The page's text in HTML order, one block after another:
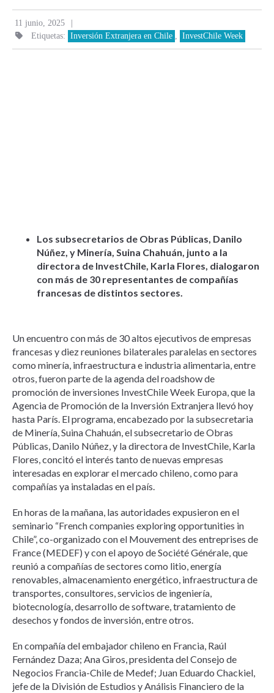
11 junio, 2025 |
Etiquetas: Inversión Extranjera en Chile InvestChile Week
Los subsecretarios de Obras Públicas, Danilo
Núñez, y Minería, Suina Chahuán, junto a la
directora de InvestChile, Karla Flores, dialogaron
con más de 30 representantes de compañías
francesas de distintos sectores.
Un encuentro con más de 30 altos ejecutivos de empresas
francesas y diez reuniones bilaterales paralelas en sectores
como minería, infraestructura e industria alimentaria, entre
otros, fueron parte de la agenda del roadshow de
promoción de inversiones InvestChile Week Europa, que la
Agencia de Promoción de la Inversión Extranjera llevó hoy
hasta París. El programa, encabezado por la subsecretaria
de Minería, Suina Chahuán, el subsecretario de Obras
Públicas, Danilo Núñez, y la directora de InvestChile, Karla
Flores, concitó el interés tanto de nuevas empresas
interesadas en explorar el mercado chileno, como para
compañías ya instaladas en el país.
En horas de la mañana, las autoridades expusieron en el
seminario “French companies exploring opportunities in
Chile”, co-organizado con el Mouvement des entreprises de
France (MEDEF) y con el apoyo de Société Générale, que
reunió a compañías de sectores como litio, energía
renovables, almacenamiento energético, infraestructura de
transportes, consultores, servicios de ingeniería,
biotecnología, desarrollo de software, tratamiento de
desechos y fondos de inversión, entre otros.
En compañía del embajador chileno en Francia, Raúl
Fernández Daza; Ana Giros, presidenta del Consejo de
Negocios Francia-Chile de Medef; Juan Eduardo Chackiel,
jefe de la División de Estudios y Análisis Financiero de la